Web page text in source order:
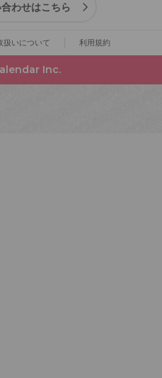
わせはこちら
扱いについて 利用規約
Inc.